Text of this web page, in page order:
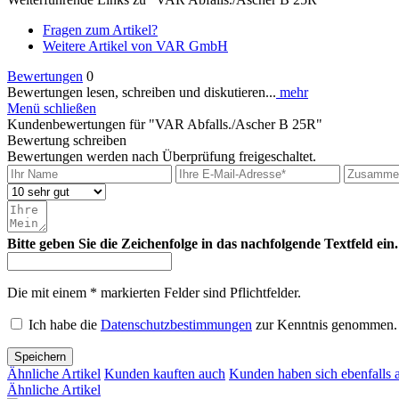
Fragen zum Artikel?
Weitere Artikel von VAR GmbH
Bewertungen 0
Bewertungen lesen, schreiben und diskutieren... mehr
Menü schließen
Kundenbewertungen für "VAR Abfalls./Ascher B 25R"
Bewertung schreiben
Bewertungen werden nach Überprüfung freigeschaltet.
Bitte geben Sie die Zeichenfolge in das nachfolgende Textfeld ein.
Die mit einem * markierten Felder sind Pflichtfelder.
Ich habe die Datenschutzbestimmungen zur Kenntnis genommen.
Speichern
Ähnliche Artikel Kunden kauften auch Kunden haben sich ebenfalls
Ähnliche Artikel